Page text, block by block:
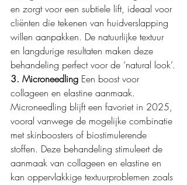
en zorgt voor een subtiele lift, ideaal voor
cliënten die tekenen van huidverslapping
willen aanpakken. De natuurlijke textuur
en langdurige resultaten maken deze
behandeling perfect voor de ‘natural look’.
3. Microneedling Een boost voor
collageen en elastine aanmaak.
Microneedling blijft een favoriet in 2025,
vooral vanwege de mogelijke combinatie
met skinboosters of biostimulerende
stoffen. Deze behandeling stimuleert de
aanmaak van collageen en elastine en
kan oppervlakkige textuurproblemen zoals